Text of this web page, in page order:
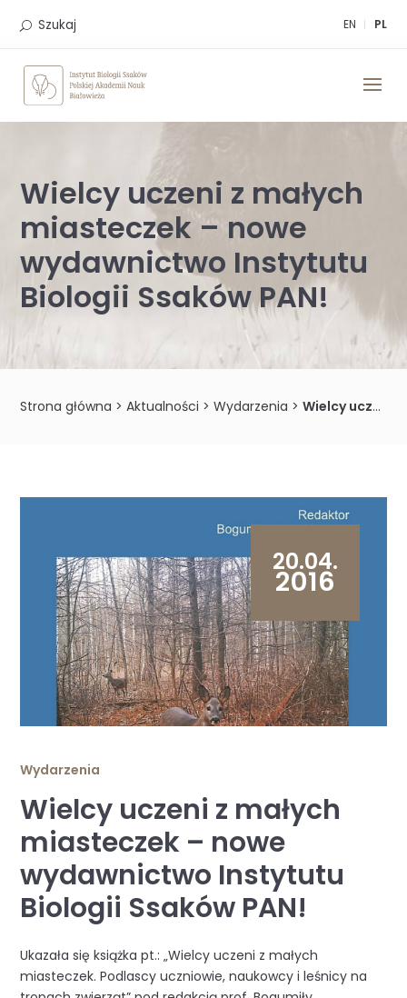
EN PL
Szukaj
Wielcy uczeni z małych
miasteczek – nowe
wydawnictwo Instytutu
Biologii Ssaków PAN!
Strona główna >Aktualności >Wydarzenia >Wielcy uczeni z małych miasteczek – nowe wydawnictwo Instytutu Biologii Ssaków PAN!
20.04.
2016
Wydarzenia
Wielcy uczeni z małych
miasteczek – nowe
wydawnictwo Instytutu
Biologii Ssaków PAN!
Ukazała się książka pt.: „Wielcy uczeni z małych
miasteczek. Podlascy uczniowie, naukowcy i leśnicy na